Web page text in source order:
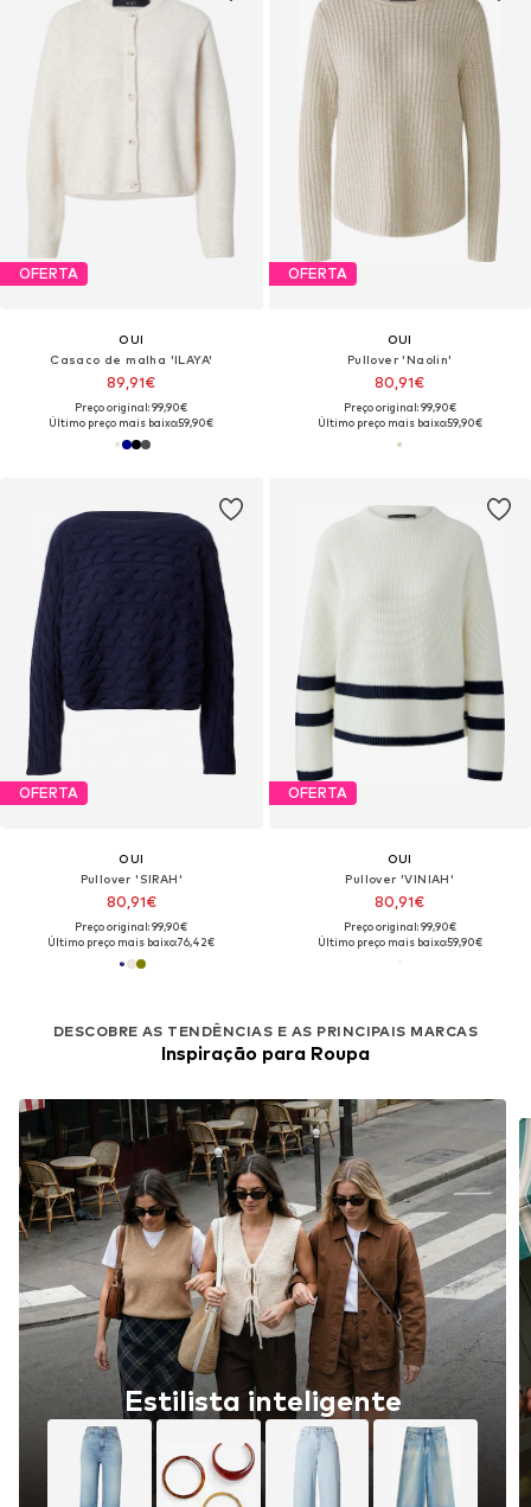
OFERTA
OUI
Casaco de malha 'ILAYA'
89,91€
Preço original: 99,90€
Último preço mais baixo:59,90€
OFERTA
OUI
Pullover 'Naolin'
80,91€
Preço original: 99,90€
Último preço mais baixo:59,90€
OFERTA
OUI
Pullover 'SIRAH'
80,91€
Preço original: 99,90€
Último preço mais baixo:76,42€
OFERTA
OUI
Pullover 'VINIAH'
80,91€
Preço original: 99,90€
Último preço mais baixo:59,90€
DESCOBRE AS TENDÊNCIAS E AS PRINCIPAIS MARCAS
Inspiração para Roupa
Estilista inteligente